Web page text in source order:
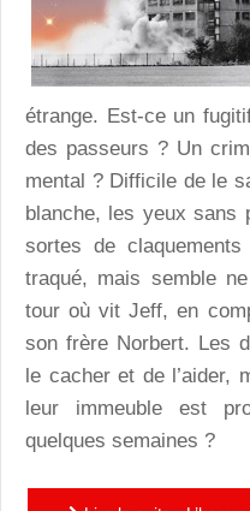
étrange. Est-ce un
des passeurs ? Un
mental ? Difficile de le
blanche, les yeux sans
sortes de
traqué, mais semble
tour où vit Jeff, en
son frère Norbert. Les
le cacher et de l’aider,
leur immeuble est
quelques semaines ?